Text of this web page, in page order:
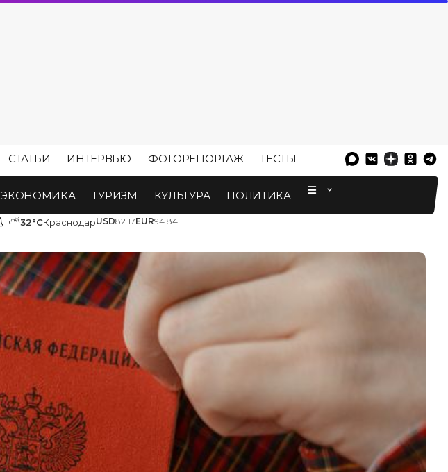
СТАТЬИ ИНТЕРВЬЮ ФОТОРЕПОРТАЖ ТЕСТЫ
ЭКОНОМИКА ТУРИЗМ КУЛЬТУРА ПОЛИТИКА
⛅32°CКраснодарUSD82.17EUR94.84